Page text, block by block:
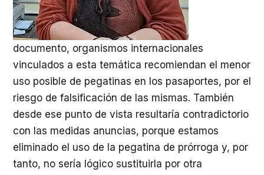
documento, organismos internacionales
vinculados a esta temática recomiendan el menor
uso posible de pegatinas en los pasaportes, por el
riesgo de falsificación de las mismas. También
desde ese punto de vista resultaría contradictorio
con las medidas anuncias, porque estamos
eliminado el uso de la pegatina de prórroga y, por
tanto, no sería lógico sustituirla por otra